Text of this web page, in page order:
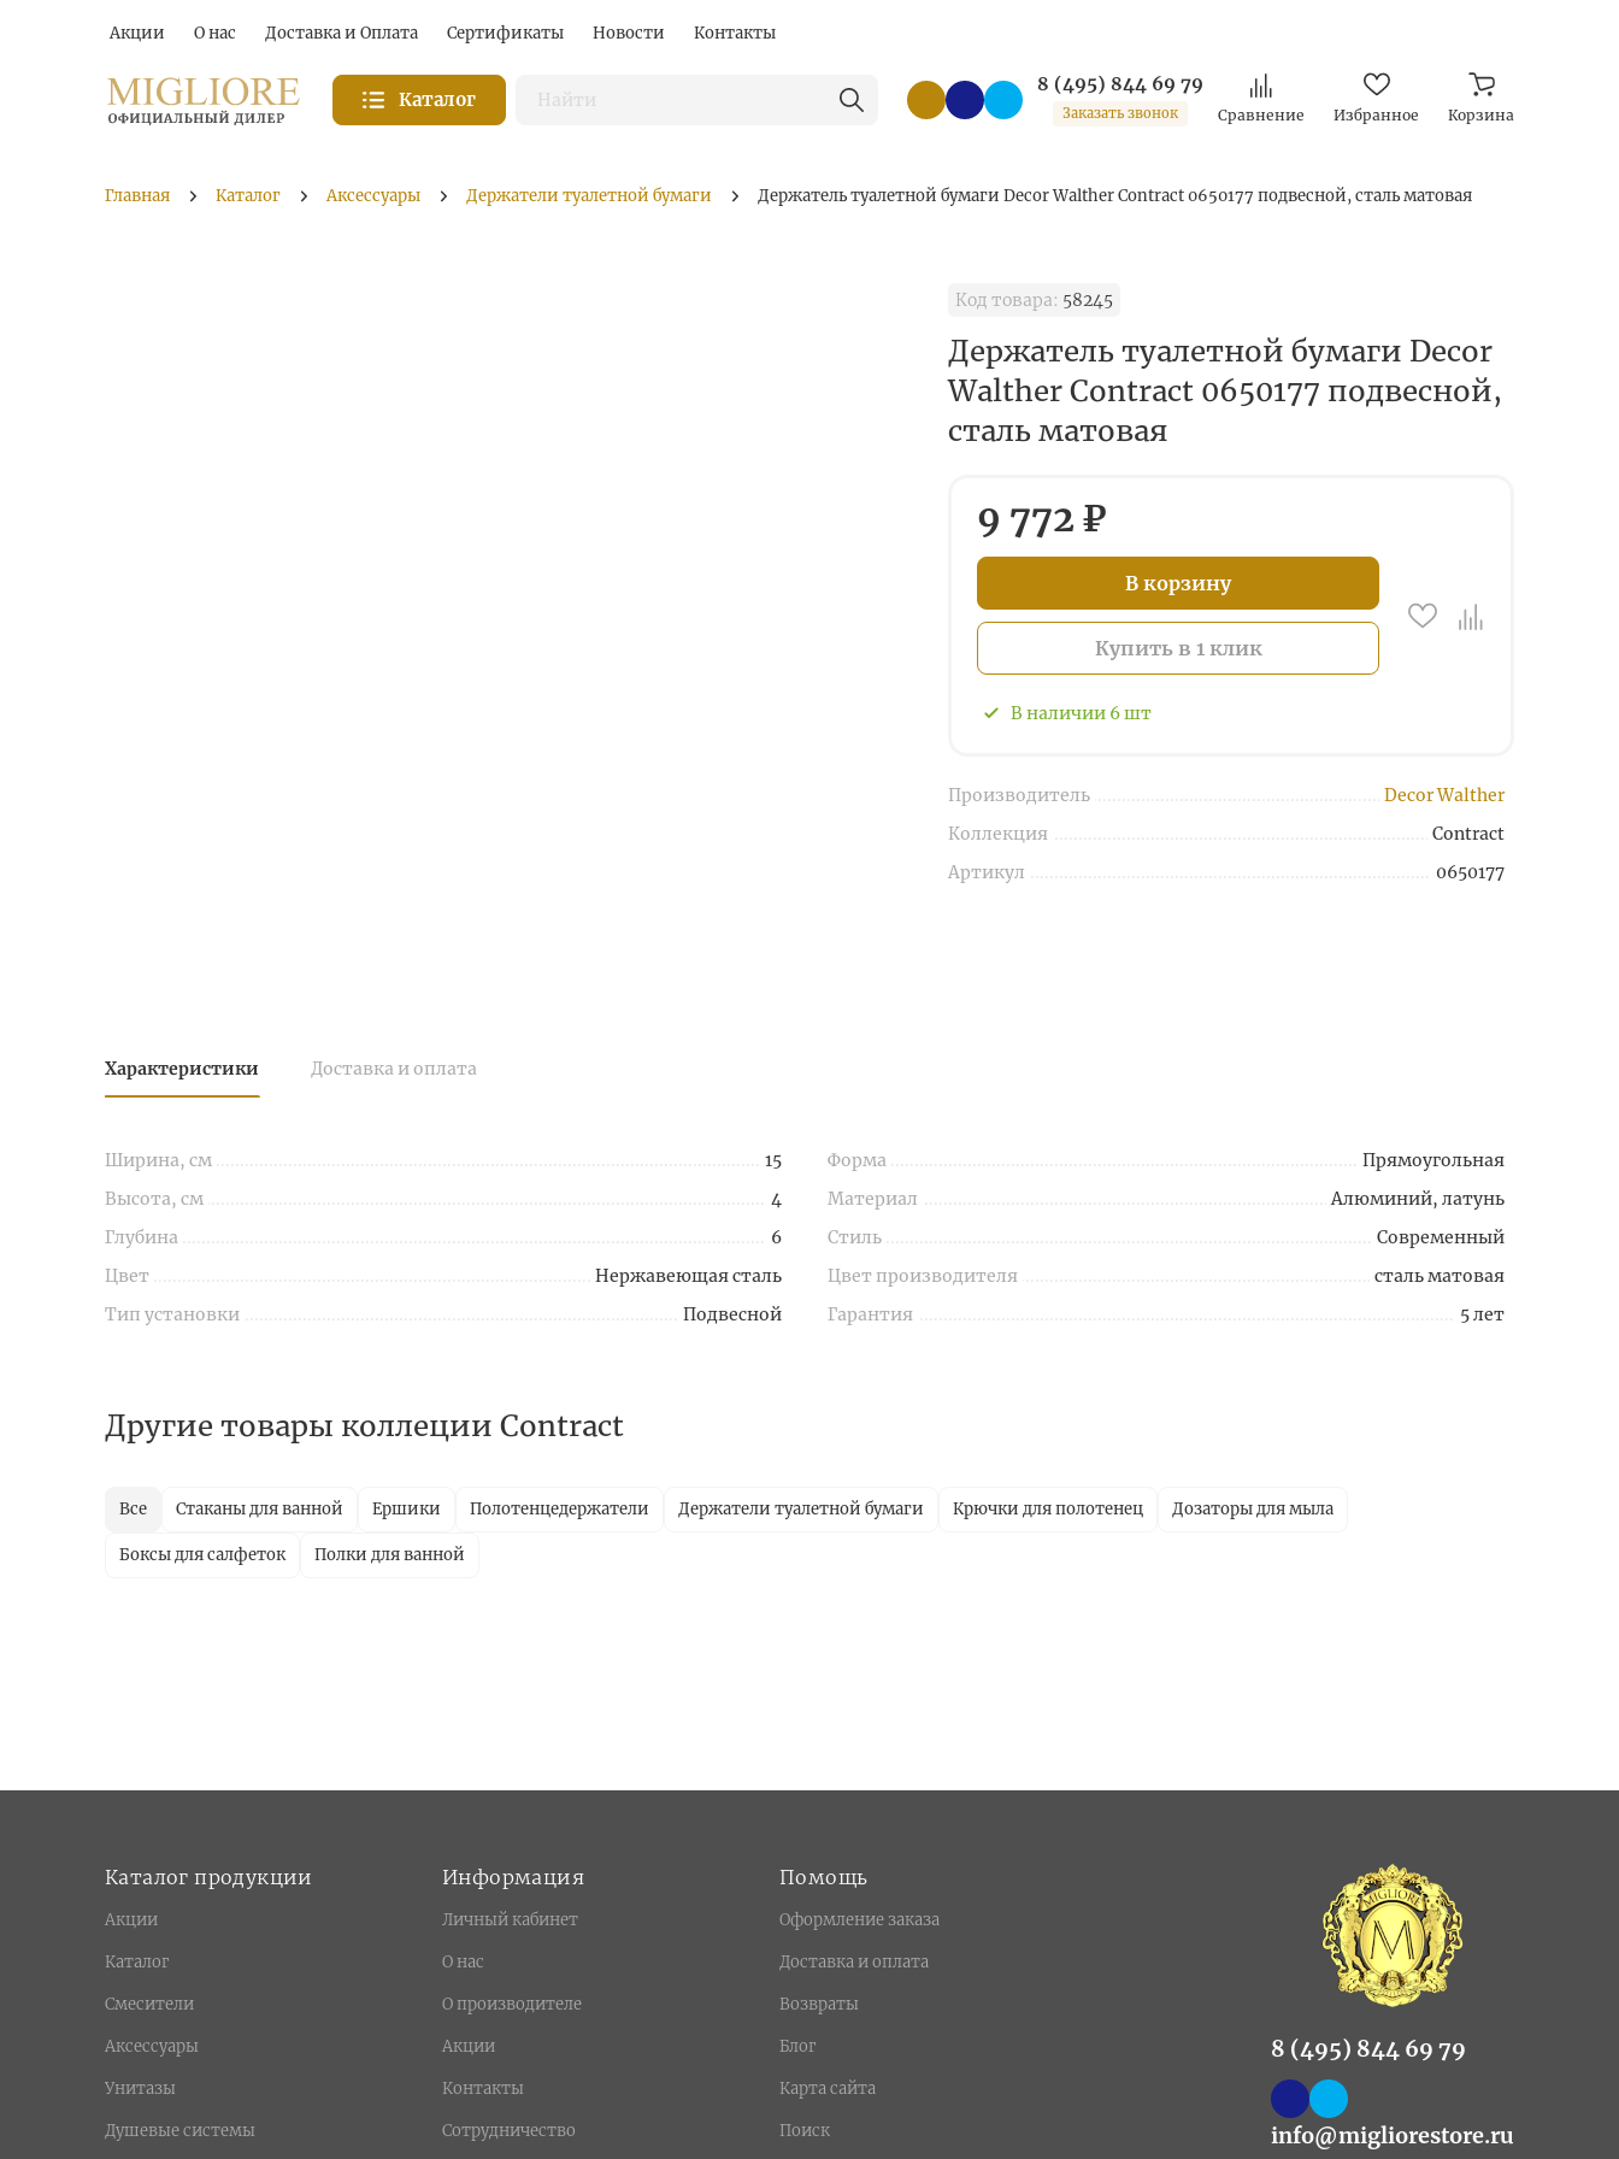
Акции О нас Доставка и Оплата Сертификаты Новости Контакты
Каталог
8 (495) 844 69 79
Заказать звонок Сравнение Избранное Корзина
Главная Каталог Аксессуары Держатели туалетной бумаги Держатель туалетной бумаги Decor Walther Contract 0650177 подвесной, сталь матовая
Код товара: 58245
Держатель туалетной бумаги Decor
Walther Contract 0650177 подвесной,
сталь матовая
9 772 ₽
В корзину
Купить в 1 клик
В наличии 6шт
Производитель
Decor Walther
Коллекция
Contract
Артикул
0650177
Характеристики Доставка и оплата
Ширина, см
15
Высота, см
4
Глубина
6
Цвет
Нержавеющая сталь
Тип установки
Подвесной
Форма
Прямоугольная
Материал
Алюминий, латунь
Стиль
Современный
Цвет производителя
сталь матовая
Гарантия
5 лет
Другие товары коллеции Contract
Все Стаканы для ванной Ершики Полотенцедержатели Держатели туалетной бумаги Крючки для полотенец Дозаторы для мыла
Боксы для салфеток Полки для ванной
Каталог продукции
Акции
Каталог
Смесители
Аксессуары
Унитазы
Душевые системы
Информация
Личный кабинет
О нас
О производителе
Акции
Контакты
Сотрудничество
Помощь
Оформление заказа
Доставка и оплата
Возвраты
Блог
Карта сайта
Поиск
8 (495) 844 69 79
info@migliorestore.ru